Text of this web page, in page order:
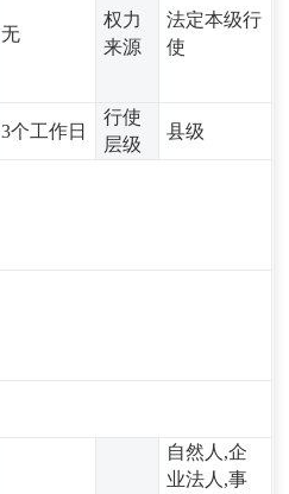
无
权力
来源
法定本级行
使
3个工作日
行使
层级
县级
自然人,企
业法人,事